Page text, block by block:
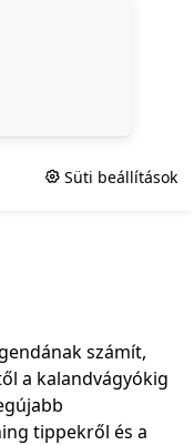
Süti beállítások
számít,
a kalandvágyókig
tippekről és a